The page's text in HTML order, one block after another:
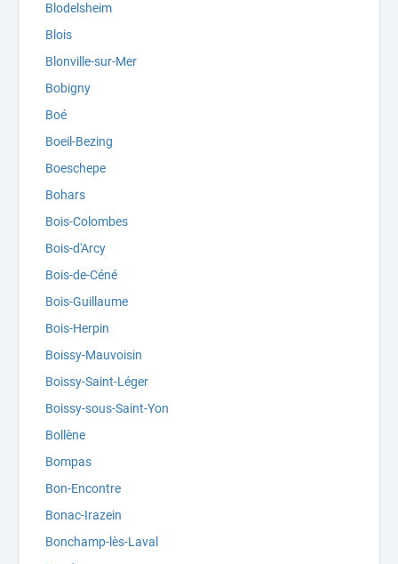
Blodelsheim
Blois
Blonville-sur-Mer
Bobigny
Boé
Boeil-Bezing
Boeschepe
Bohars
Bois-Colombes
Bois-d'Arcy
Bois-de-Céné
Bois-Guillaume
Bois-Herpin
Boissy-Mauvoisin
Boissy-Saint-Léger
Boissy-sous-Saint-Yon
Bollène
Bompas
Bon-Encontre
Bonac-Irazein
Bonchamp-lès-Laval